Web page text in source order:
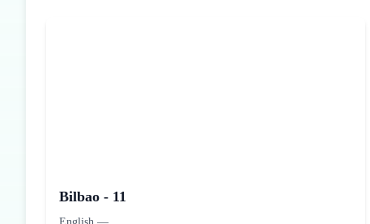
Bilbao - 11